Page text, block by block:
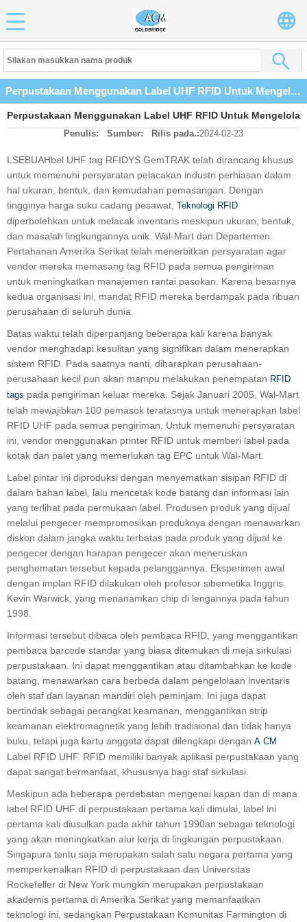
Perpustakaan Menggunakan Label UHF RFID Untuk Mengelola Bukunya
Perpustakaan Menggunakan Label UHF RFID Untuk Mengelola
Penulis: Sumber: Rilis pada.:2024-02-23
LSEBUAHbel UHF tag RFIDYS GemTRAK telah dirancang khusus
untuk memenuhi persyaratan pelacakan industri perhiasan dalam
hal ukuran, bentuk, dan kemudahan pemasangan. Dengan
tingginya harga suku cadang pesawat, Teknologi RFID
diperbolehkan untuk melacak inventaris meskipun ukuran, bentuk,
dan masalah lingkungannya unik. Wal-Mart dan Departemen
Pertahanan Amerika Serikat telah menerbitkan persyaratan agar
vendor mereka memasang tag RFID pada semua pengiriman
untuk meningkatkan manajemen rantai pasokan. Karena besarnya
kedua organisasi ini, mandat RFID mereka berdampak pada ribuan
perusahaan di seluruh dunia.
Batas waktu telah diperpanjang beberapa kali karena banyak
vendor menghadapi kesulitan yang signifikan dalam menerapkan
sistem RFID. Pada saatnya nanti, diharapkan perusahaan-
perusahaan kecil pun akan mampu melakukan penempatan RFID
tags pada pengiriman keluar mereka. Sejak Januari 2005, Wal-Mart
telah mewajibkan 100 pemasok teratasnya untuk menerapkan label
RFID UHF pada semua pengiriman. Untuk memenuhi persyaratan
ini, vendor menggunakan printer RFID untuk memberi label pada
kotak dan palet yang memerlukan tag EPC untuk Wal-Mart.
Label pintar ini diproduksi dengan menyematkan sisipan RFID di
dalam bahan label, lalu mencetak kode batang dan informasi lain
yang terlihat pada permukaan label. Produsen produk yang dijual
melalui pengecer mempromosikan produknya dengan menawarkan
diskon dalam jangka waktu terbatas pada produk yang dijual ke
pengecer dengan harapan pengecer akan meneruskan
penghematan tersebut kepada pelanggannya. Eksperimen awal
dengan implan RFID dilakukan oleh profesor sibernetika Inggris
Kevin Warwick, yang menanamkan chip di lengannya pada tahun
1998.
Informasi tersebut dibaca oleh pembaca RFID, yang menggantikan
pembaca barcode standar yang biasa ditemukan di meja sirkulasi
perpustakaan. Ini dapat menggantikan atau ditambahkan ke kode
batang, menawarkan cara berbeda dalam pengelolaan inventaris
oleh staf dan layanan mandiri oleh peminjam. Ini juga dapat
bertindak sebagai perangkat keamanan, menggantikan strip
keamanan elektromagnetik yang lebih tradisional dan tidak hanya
buku, tetapi juga kartu anggota dapat dilengkapi dengan A CM
Label RFID UHF. RFID memiliki banyak aplikasi perpustakaan yang
dapat sangat bermanfaat, khususnya bagi staf sirkulasi.
Meskipun ada beberapa perdebatan mengenai kapan dan di mana
label RFID UHF di perpustakaan pertama kali dimulai, label ini
pertama kali diusulkan pada akhir tahun 1990an sebagai teknologi
yang akan meningkatkan alur kerja di lingkungan perpustakaan.
Singapura tentu saja merupakan salah satu negara pertama yang
memperkenalkan RFID di perpustakaan dan Universitas
Rockefeller di New York mungkin merupakan perpustakaan
akademis pertama di Amerika Serikat yang memanfaatkan
teknologi ini, sedangkan Perpustakaan Komunitas Farmington di